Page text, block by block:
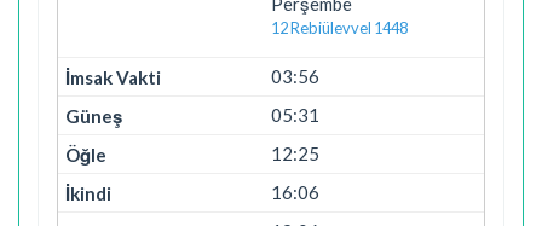
12 Rebiülevvel 1448
03:56
05:31
12:25
16:06